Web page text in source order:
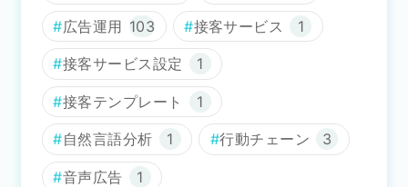
広告運用 103 接客サービス 1
接客サービス設定 1
接客テンプレート 1
自然言語分析 1 行動チェーン 3
音声広告 1